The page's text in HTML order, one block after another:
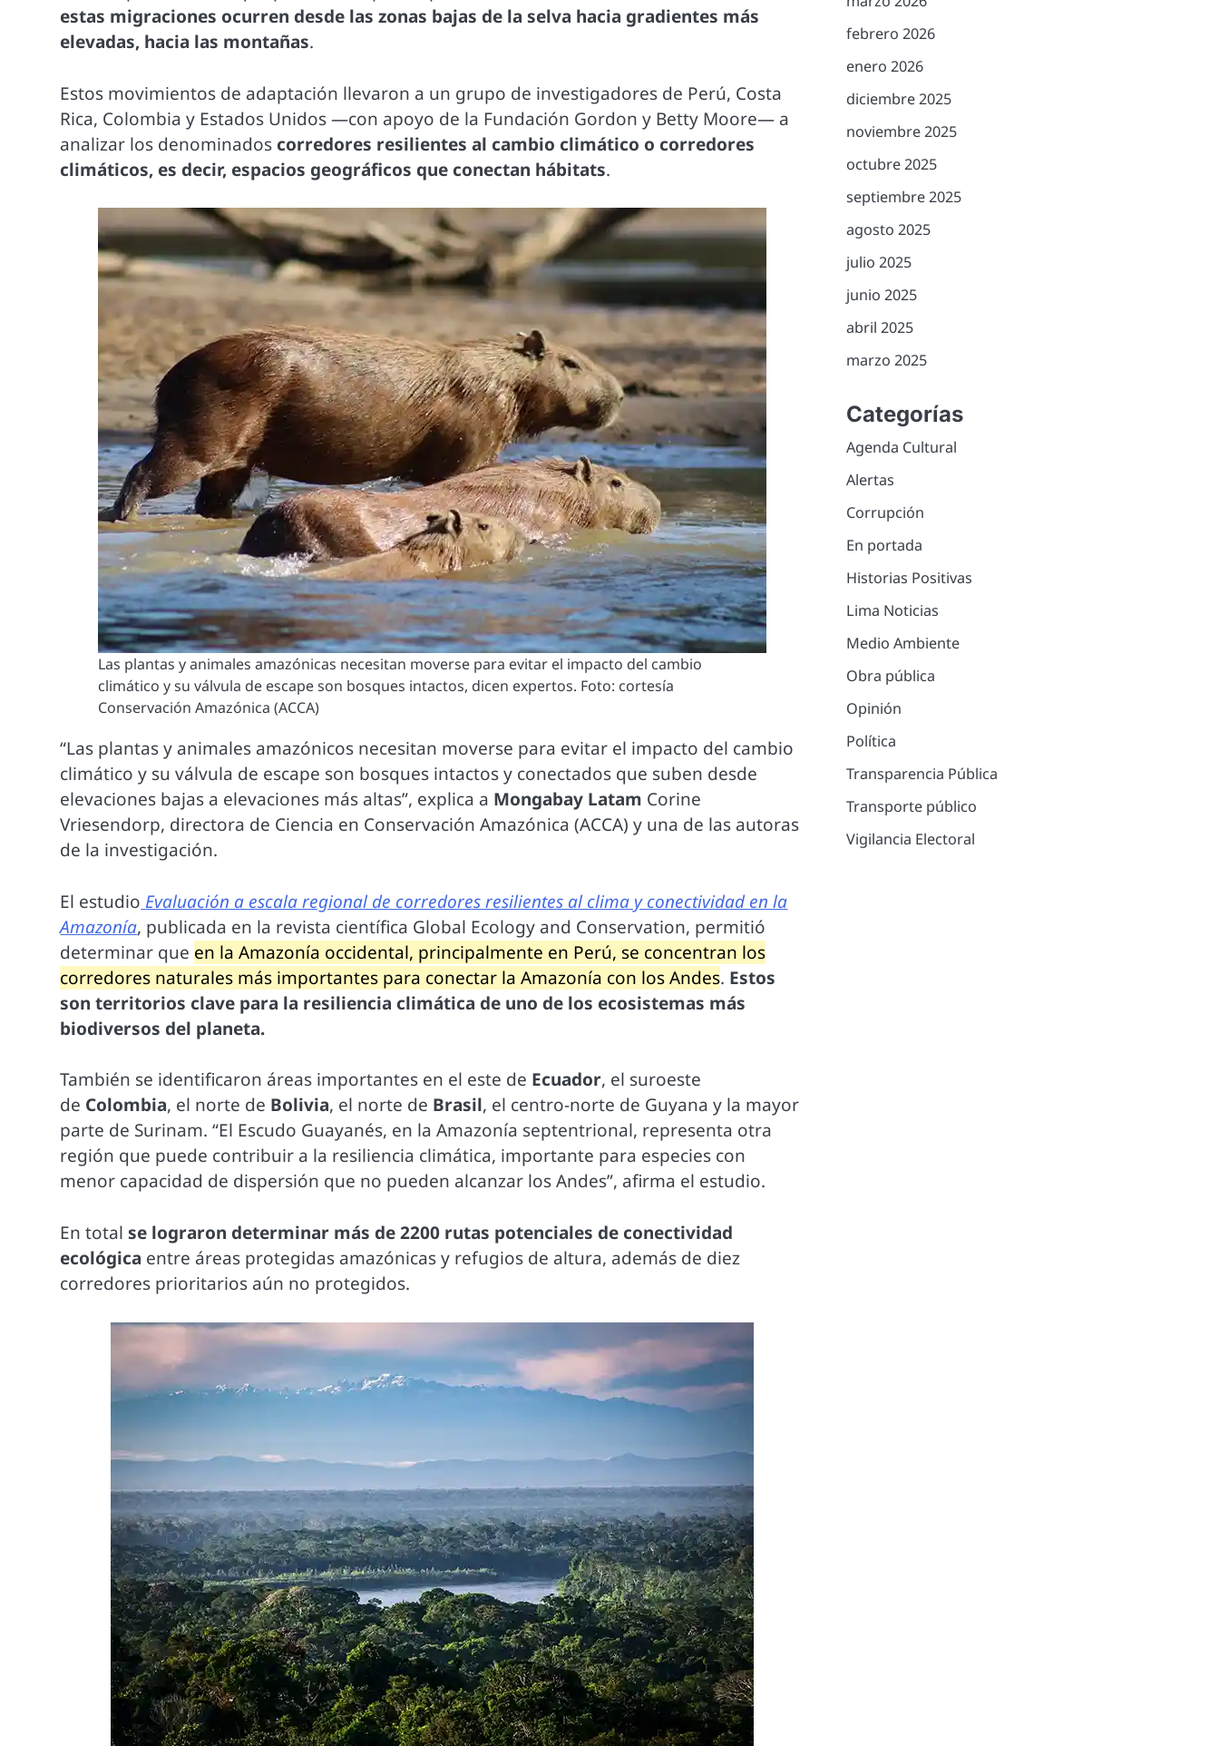
estas migraciones ocurren desde las zonas bajas de la selva hacia gradientes más
elevadas, hacia las montañas.
Estos movimientos de adaptación llevaron a un grupo de investigadores de Perú, Costa
Rica, Colombia y Estados Unidos —con apoyo de la Fundación Gordon y Betty Moore— a
analizar los denominados corredores resilientes al cambio climático o corredores
climáticos, es decir, espacios geográficos que conectan hábitats.
Las plantas y animales amazónicas necesitan moverse para evitar el impacto del cambio
climático y su válvula de escape son bosques intactos, dicen expertos. Foto: cortesía
Conservación Amazónica (ACCA)
“Las plantas y animales amazónicos necesitan moverse para evitar el impacto del cambio
climático y su válvula de escape son bosques intactos y conectados que suben desde
elevaciones bajas a elevaciones más altas”, explica a Mongabay Latam Corine
Vriesendorp, directora de Ciencia en Conservación Amazónica (ACCA) y una de las autoras
de la investigación.
El estudio Evaluación a escala regional de corredores resilientes al clima y conectividad en la
Amazonía, publicada en la revista científica Global Ecology and Conservation, permitió
determinar que en la Amazonía occidental, principalmente en Perú, se concentran los
corredores naturales más importantes para conectar la Amazonía con los Andes. Estos
son territorios clave para la resiliencia climática de uno de los ecosistemas más
biodiversos del planeta.
También se identificaron áreas importantes en el este de Ecuador, el suroeste
de Colombia, el norte de Bolivia, el norte de Brasil, el centro-norte de Guyana y la mayor
parte de Surinam. “El Escudo Guayanés, en la Amazonía septentrional, representa otra
región que puede contribuir a la resiliencia climática, importante para especies con
menor capacidad de dispersión que no pueden alcanzar los Andes”, afirma el estudio.
En total se lograron determinar más de 2200 rutas potenciales de conectividad
ecológica entre áreas protegidas amazónicas y refugios de altura, además de diez
corredores prioritarios aún no protegidos.
febrero 2026
enero 2026
diciembre 2025
noviembre 2025
octubre 2025
septiembre 2025
agosto 2025
julio 2025
junio 2025
abril 2025
marzo 2025
Categorías
Agenda Cultural
Alertas
Corrupción
En portada
Historias Positivas
Lima Noticias
Medio Ambiente
Obra pública
Opinión
Política
Transparencia Pública
Transporte público
Vigilancia Electoral